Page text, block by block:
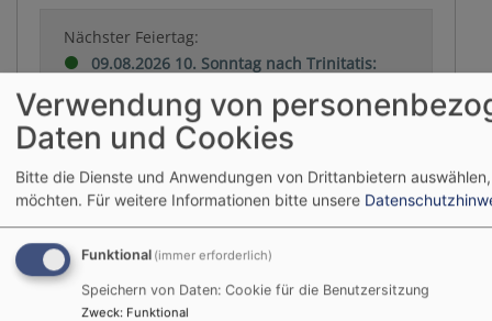
Nächster Feiertag:
09.08.2026 10. Sonntag nach Trinitatis:
Israelsonntag „Kirche und Israel“
Wochenspruch: Wohl dem Volk, dessen Gott
erwählt hat! ( Ps 33,12 )
Der nächste hohe kirchliche Feiertag:
04.10.2026 Erntedankfest
Verwendung von
Daten und Cookies
Bitte die Dienste und Anwendungen von Drittanbietern
möchten. Für weitere Informationen bitte unsere
Funktional (immer erforderlich)
Speichern von Daten: Cookie für die Benutzersitzung
Zweck: Funktional